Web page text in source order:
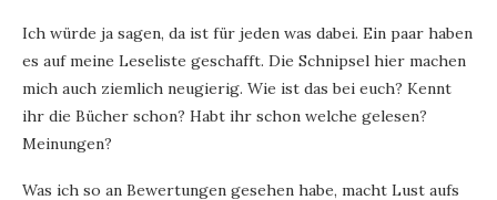
Ich würde ja sagen, da ist für jeden was dabei. Ein paar haben
es auf meine Leseliste geschafft. Die Schnipsel hier machen
mich auch ziemlich neugierig. Wie ist das bei euch? Kennt
ihr die Bücher schon? Habt ihr schon welche gelesen?
Meinungen?
Was ich so an Bewertungen gesehen habe, macht Lust aufs